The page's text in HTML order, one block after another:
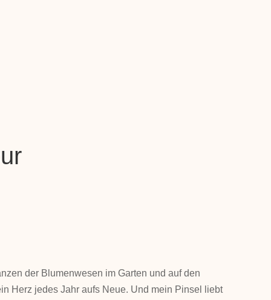
der Blumenwesen im Garten und auf den
Herz jedes Jahr aufs Neue. Und mein Pinsel liebt